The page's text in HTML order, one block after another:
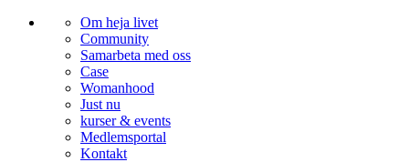
Om heja livet
Community
Samarbeta med oss
Case
Womanhood
Just nu
kurser & events
Medlemsportal
Kontakt